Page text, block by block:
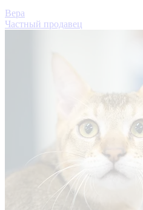
Вера
Частный продавец